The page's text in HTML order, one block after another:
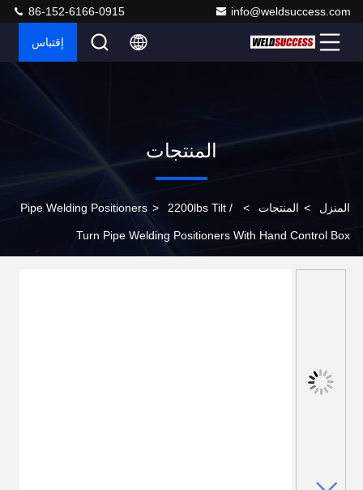
info@weldsuccess.com
86-152-6166-0915
إقتباس
المنتجات
المنزل > المنتجات >
Pipe Welding Positioners > 2200lbs Tilt /
Turn Pipe Welding Positioners With Hand Control Box